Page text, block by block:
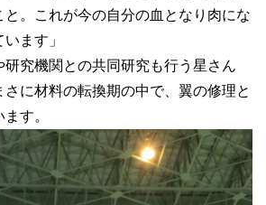
と。これが今の自分の血となり肉にな
ます」
研究機関との共同研究も行う星さん
に材料の転換期の中で、翼の修理と
す。